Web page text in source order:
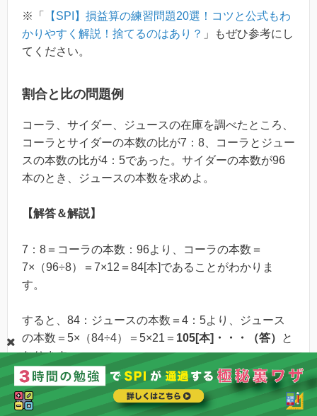
※「
【SPI】損益算の練習問題20選！コツと公式もわ
かりやすく解説！捨てるのはあり？ 」もぜひ参考にし
てください。
割合と比の問題例
コーラ、サイダー、ジュースの在庫を調べたところ、
コーラとサイダーの本数の比が7：8、コーラとジュー
スの本数の比が4：5であった。サイダーの本数が96
本のとき、ジュースの本数を求めよ。
【解答＆解説】
7：8＝コーラの本数：96より、コーラの本数＝
7×（96÷8）＝7×12＝84[本]であることがわかりま
す。
すると、84：ジュースの本数＝4：5より、ジュース
の本数＝5×（84÷4）＝5×21＝ 105[本]・・・（答）
と
なります。
※「
【SPI】割合と比の練習問題20問！難しい？公式
や解き方・コツもわかりやすく解説！
」もぜひ参考に